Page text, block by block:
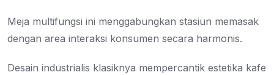
Meja multifungsi ini menggabungkan stasiun memasak
dengan area interaksi konsumen secara harmonis.
Desain industrialis klasiknya mempercantik estetika kafe